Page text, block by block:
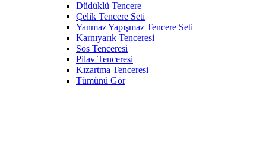
Düdüklü Tencere
Çelik Tencere Seti
Yanmaz Yapışmaz Tencere Seti
Karnıyarık Tenceresi
Sos Tenceresi
Pilav Tenceresi
Kızartma Tenceresi
Tümünü Gör